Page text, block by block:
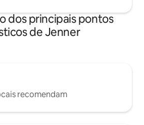
dos principais pontos
de Jenner
recomendam